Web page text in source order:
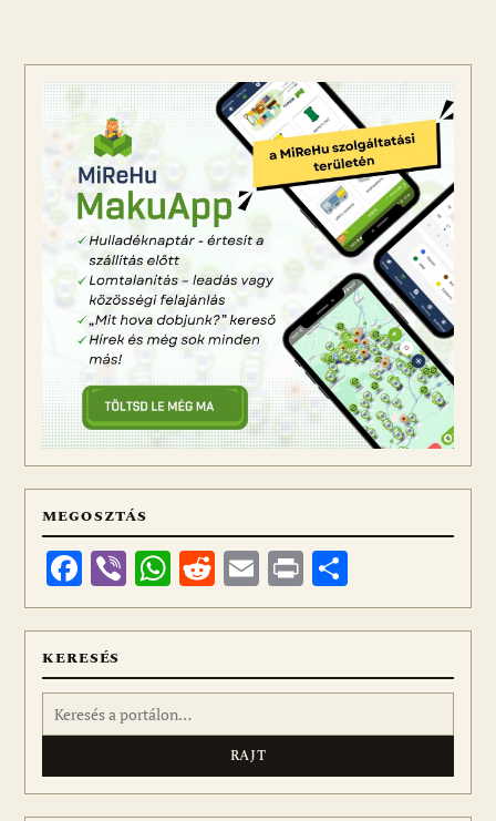
MEGOSZTÁS
Facebook
ViberWhatsApp
Reddit
Email
Print
meg
KERESÉS
Keresés: